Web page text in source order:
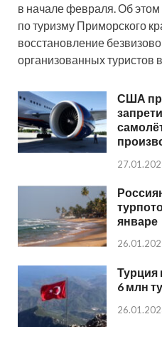
в начале февраля. Об этом
по туризму Приморского
восстановление
организованных туристов
США
январе
Турция
6 млн